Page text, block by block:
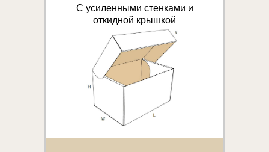
С усиленными стенками и
откидной крышкой